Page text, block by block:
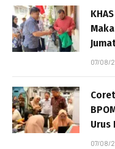
07/08/
Urus
07/08/